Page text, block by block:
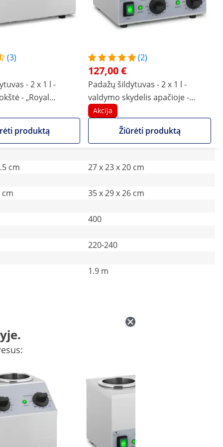
(3)
- 2 x 1 l -
- „Royal
produktą
(2)
127,00 €
Padažų šildytuvas - 2 x 1 l -
valdymo skydelis apačioje -
„Royal Catering“
Akcija
Žiūrėti produktą
cm 27 x 23 x 20 cm
cm 35 x 29 x 26 cm
400
220-240
1.9 m